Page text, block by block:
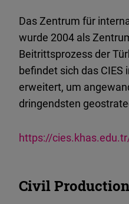
Das Zentrum für
wurde 2004 als
Beitrittsprozess der
befindet sich das
erweitert, um
dringendsten
https://
Civil Production